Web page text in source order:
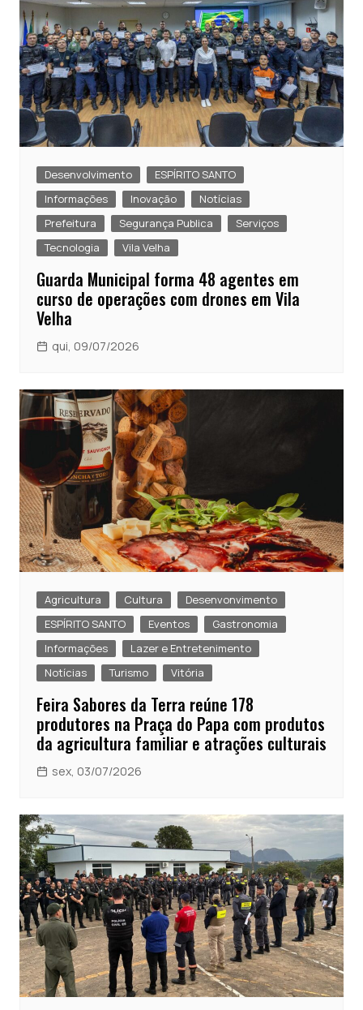
Desenvolvimento
ESPÍRITO SANTO
Informações
Inovação
Notícias
Prefeitura
Segurança Publica
Serviços
Tecnologia
Vila Velha
Guarda Municipal forma 48 agentes em
curso de operações com drones em Vila
Velha
qui, 09/07/2026
Agricultura Cultura
Desenvonvimento
ESPÍRITO SANTO
Eventos
Gastronomia
Informações
Lazer e Entretenimento
Notícias
Turismo Vitória
Feira Sabores da Terra reúne 178
produtores na Praça do Papa com produtos
da agricultura familiar e atrações culturais
sex, 03/07/2026